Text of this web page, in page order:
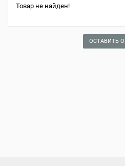
Товар не найден!
ОСТАВИТЬ